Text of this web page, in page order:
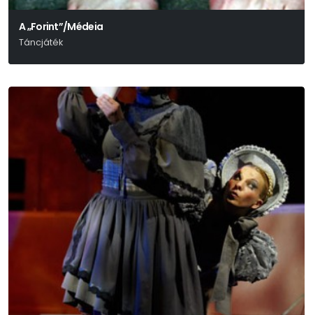
A „Forint”/Médeia
Táncjáték